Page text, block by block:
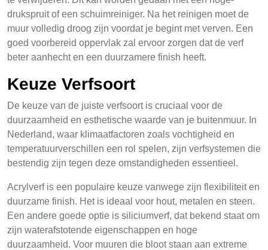
drukspruit of een schuimreiniger. Na het reinigen moet de
muur volledig droog zijn voordat je begint met verven. Een
goed voorbereid oppervlak zal ervoor zorgen dat de verf
beter aanhecht en een duurzamere finish heeft.
Keuze Verfsoort
De keuze van de juiste verfsoort is cruciaal voor de
duurzaamheid en esthetische waarde van je buitenmuur. In
Nederland, waar klimaatfactoren zoals vochtigheid en
temperatuurverschillen een rol spelen, zijn verfsystemen die
bestendig zijn tegen deze omstandigheden essentieel.
Acrylverf is een populaire keuze vanwege zijn flexibiliteit en
duurzame finish. Het is ideaal voor hout, metalen en steen.
Een andere goede optie is siliciumverf, dat bekend staat om
zijn waterafstotende eigenschappen en hoge
duurzaamheid. Voor muuren die bloot staan aan extreme